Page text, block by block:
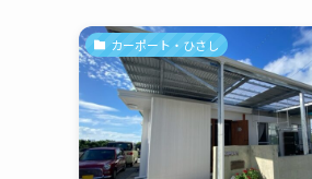
カーポート・ひさし